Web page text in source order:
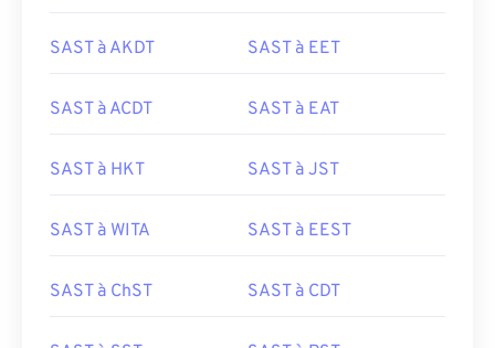
SAST à AKDT SAST à EET
SAST à ACDT SAST à EAT
SAST à HKT SAST à JST
SAST à WITA SAST à EEST
SAST à ChST SAST à CDT